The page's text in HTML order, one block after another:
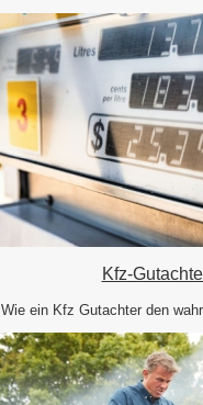
Kfz-
Wie ein Kfz Gutachter den